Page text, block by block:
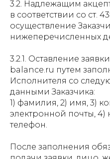
3.2. Надлежащим
в соответствии со ст.
осуществление
нижеперечисленных
3.2.1. Оставление
balance.ru путем
Исполнителя со
данными Заказчика:
1) фамилия, 2) имя, 3)
электронной почты, 4)
телефон.
После заполнения